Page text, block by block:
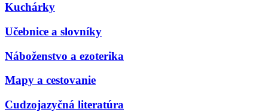
Kuchárky
Učebnice a slovníky
Náboženstvo a ezoterika
Mapy a cestovanie
Cudzojazyčná literatúra